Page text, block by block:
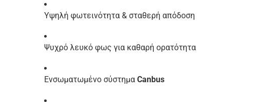
Υψηλή φωτεινότητα & σταθερή απόδοση
Ψυχρό λευκό φως για καθαρή ορατότητα
Ενσωματωμένο σύστημα Canbus